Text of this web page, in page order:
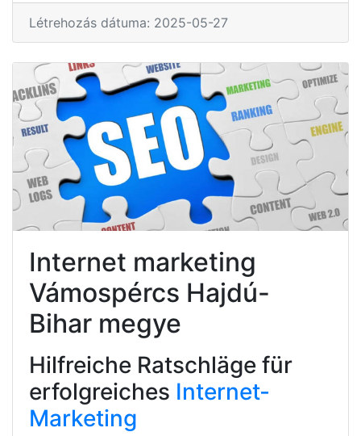
Létrehozás dátuma: 2025-05-27
Internet marketing
Vámospércs Hajdú-
Bihar megye
Hilfreiche Ratschläge für
erfolgreiches Internet-
Marketing